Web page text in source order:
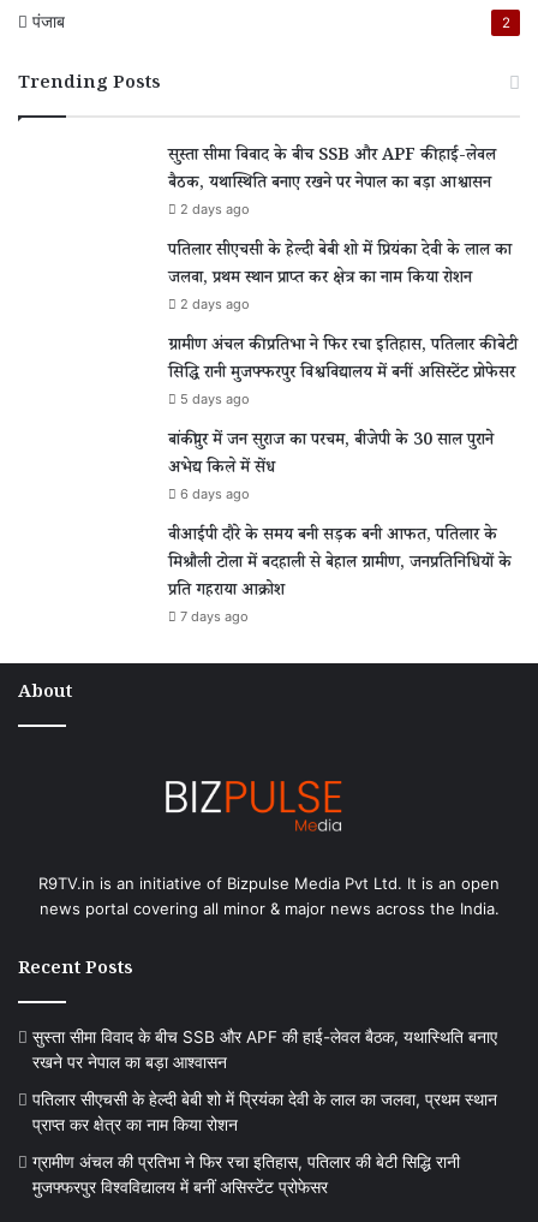
पंजाब 2
Trending Posts
सुस्ता सीमा विवाद के बीच SSB और APF की हाई-लेवल
बैठक, यथास्थिति बनाए रखने पर नेपाल का बड़ा आश्वासन
2 days ago
पतिलार सीएचसी के हेल्दी बेबी शो में प्रियंका देवी के लाल का
जलवा, प्रथम स्थान प्राप्त कर क्षेत्र का नाम किया रोशन
2 days ago
ग्रामीण अंचल की प्रतिभा ने फिर रचा इतिहास, पतिलार की बेटी
सिद्धि रानी मुजफ्फरपुर विश्वविद्यालय में बनीं असिस्टेंट प्रोफेसर
5 days ago
बांकीपुर में जन सुराज का परचम, बीजेपी के 30 साल पुराने
अभेद्य किले में सेंध
6 days ago
वीआईपी दौरे के समय बनी सड़क बनी आफत, पतिलार के
मिश्रौली टोला में बदहाली से बेहाल ग्रामीण, जनप्रतिनिधियों के
प्रति गहराया आक्रोश
7 days ago
About
R9TV.in is an initiative of Bizpulse Media Pvt Ltd. It is an open
news portal covering all minor & major news across the India.
Recent Posts
सुस्ता सीमा विवाद के बीच SSB और APF की हाई-लेवल बैठक, यथास्थिति बनाए
रखने पर नेपाल का बड़ा आश्वासन
पतिलार सीएचसी के हेल्दी बेबी शो में प्रियंका देवी के लाल का जलवा, प्रथम स्थान
प्राप्त कर क्षेत्र का नाम किया रोशन
ग्रामीण अंचल की प्रतिभा ने फिर रचा इतिहास, पतिलार की बेटी सिद्धि रानी
मुजफ्फरपुर विश्वविद्यालय में बनीं असिस्टेंट प्रोफेसर